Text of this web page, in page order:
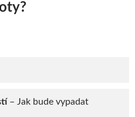
– Jak bude vypadat